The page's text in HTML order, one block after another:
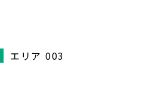
エリア 003